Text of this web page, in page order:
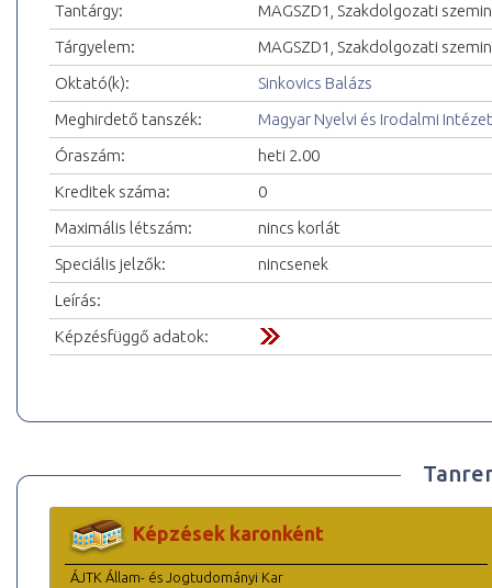
Tantárgy:
MAGSZD1, Szakdolgozati
Tárgyelem:
MAGSZD1, Szakdolgozati
Oktató(k):
Sinkovics Balázs
Meghirdető tanszék:
Magyar Nyelvi és Irodalmi Intézet
Óraszám:
heti 2.00
Kreditek száma:
0
Maximális létszám:
nincs korlát
Speciális jelzők:
nincsenek
Leírás:
Képzésfüggő adatok:
Képzések karonként
ÁJTK Állam- és Jogtudományi Kar